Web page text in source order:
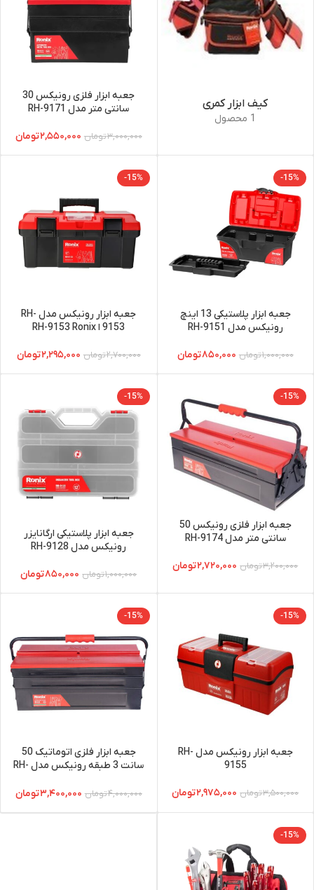
کیف ابزار کمری
1 محصول
جعبه ابزار فلزی رونیکس 30
سانتی متر مدل RH-9171
۳,۰۰۰,۰۰۰تومان ۲,۵۵۰,۰۰۰تومان
-15%
جعبه ابزار پلاستیکی 13 اینچ
رونیکس مدل 9151-RH
۱,۰۰۰,۰۰۰تومان ۸۵۰,۰۰۰تومان
-15%
جعبه ابزار رونیکس مدل RH-
9153 ا RH-9153 Ronix
۲,۷۰۰,۰۰۰تومان ۲,۲۹۵,۰۰۰تومان
-15%
جعبه ابزار فلزی رونیکس 50
سانتی متر مدل RH-9174
۳,۲۰۰,۰۰۰تومان ۲,۷۲۰,۰۰۰تومان
-15%
جعبه ابزار پلاستیکی ارگانایزر
رونیکس مدل RH-9128
۱,۰۰۰,۰۰۰تومان ۸۵۰,۰۰۰تومان
-15%
جعبه ابزار رونیکس مدل RH-
9155
۳,۵۰۰,۰۰۰تومان ۲,۹۷۵,۰۰۰تومان
-15%
جعبه ابزار فلزی اتوماتیک 50
سانت 3 طبقه رونیکس مدل RH-
۴,۰۰۰,۰۰۰تومان ۳,۴۰۰,۰۰۰تومان
-15%